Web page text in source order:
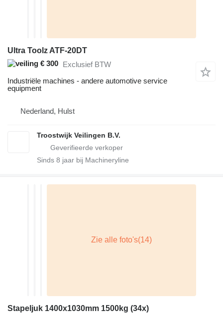
Ultra Toolz ATF-20DT
€ 300 Exclusief BTW
Industriële machines - andere automotive service
equipment
Nederland, Hulst
Troostwijk Veilingen B.V.
Sinds 8 jaar bij Machineryline
Stapeljuk 1400x1030mm 1500kg (34x)